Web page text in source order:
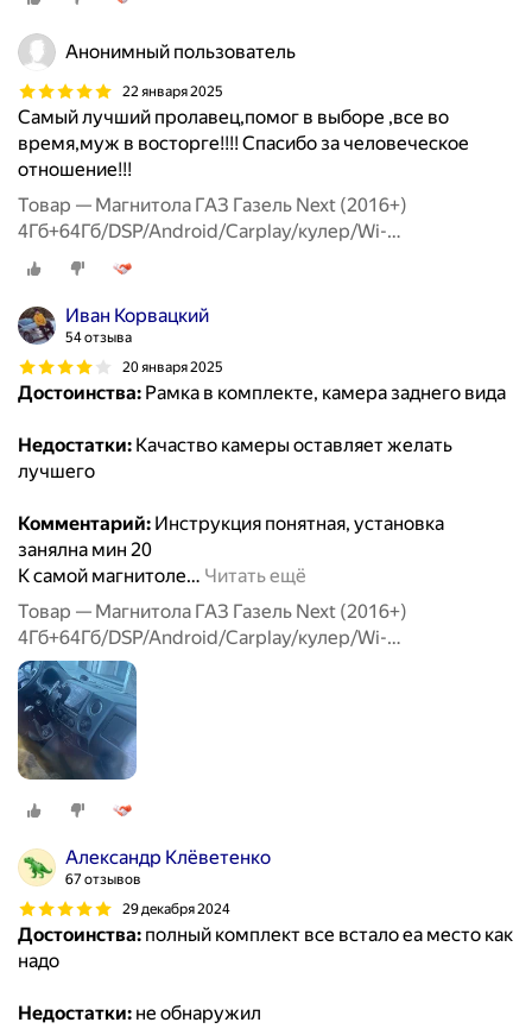
Анонимный пользователь
22 января 2025
Самый лучший пролавец,помог в выборе ,все во
время,муж в восторге!!!! Спасибо за человеческое
отношение!!!
Товар — Магнитола ГАЗ Газель Next (2016+)
4Гб+64Гб/DSP/Android/Carplay/кулер/Wi-
Fi/Bluetooth/2din/штатная магнитола
Иван Корвацкий
54 отзыва
20 января 2025
Достоинства: Рамка в комплекте, камера заднего вида
Недостатки: Качаство камеры оставляет желать
лучшего
Комментарий: Инструкция понятная, установка
занялна мин 20
К самой магнитоле… Читать ещё
Товар — Магнитола ГАЗ Газель Next (2016+)
4Гб+64Гб/DSP/Android/Carplay/кулер/Wi-
Fi/Bluetooth/2din/штатная магнитола
Александр Клёветенко
67 отзывов
29 декабря 2024
Достоинства: полный комплект все встало еа место как
надо
Недостатки: не обнаружил